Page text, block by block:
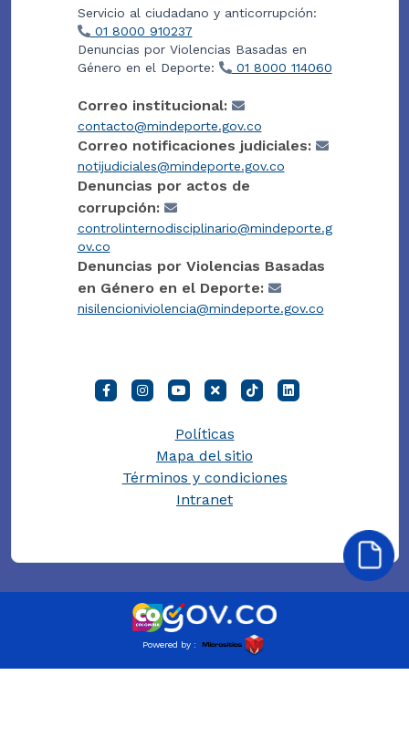
Servicio al ciudadano y anticorrupción:
01 8000 910237
Denuncias por Violencias Basadas en
Género en el Deporte:
01 8000 114060
Correo institucional:
contacto@mindeporte.gov.co
Correo notificaciones judiciales:
notijudiciales@mindeporte.gov.co
Denuncias por actos de
corrupción:
controlinternodisciplinario@mindeporte.g
ov.co
Denuncias por Violencias Basadas
en Género en el Deporte:
nisilencioniviolencia@mindeporte.gov.co
Políticas
Mapa del sitio
Términos y condiciones
Intranet
Powered by :